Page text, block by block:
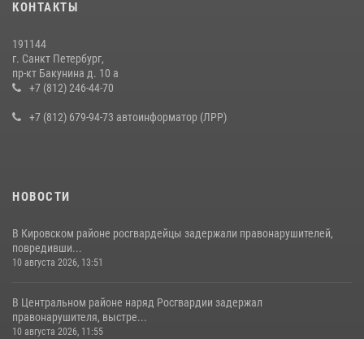
на III Международном петербургском цифровом форуме
В Ленобласти сотрудники Росгвардии провели встречу с
воспитанниками детского клуба «Умные каникулы»
КОНТАКТЫ
191144
г. Санкт Петербург,
пр-кт Бакунина д. 10 а
+7 (812) 246-44-70
+7 (812) 679-94-73 автоинформатор (ЛРР)
НОВОСТИ
В Кировском районе росгвардейцы задержали правонарушителей,
повредивши...
10 августа 2026, 13:51
В Центральном районе наряд Росгвардии задержал
правонарушителя, выстре...
10 августа 2026, 11:55